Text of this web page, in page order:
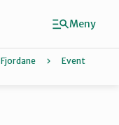
Event